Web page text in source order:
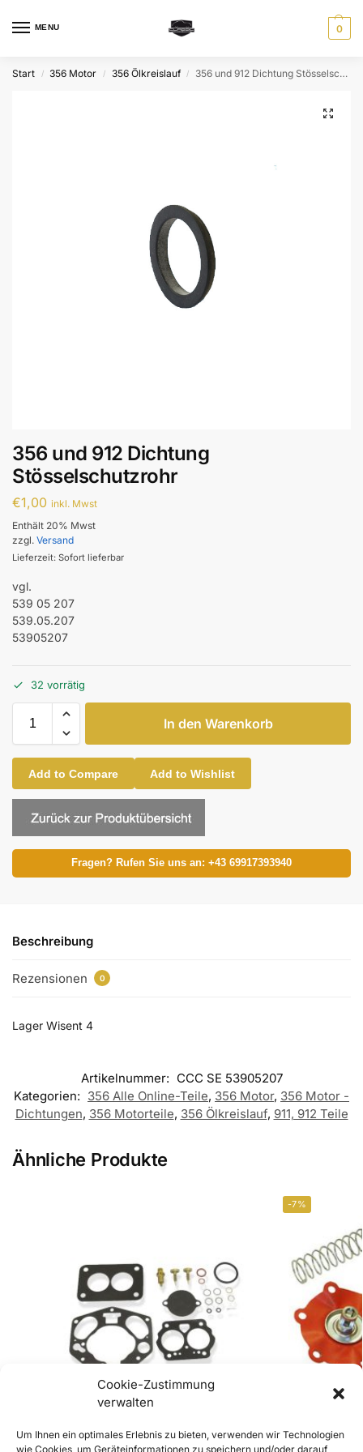
Cookie-Zustimmung
verwalten
Um Ihnen ein optimales Erlebnis zu bieten, verwenden wir Technologien
wie Cookies, um Geräteinformationen zu speichern und/oder darauf
MENU 0
Start / 356 Motor / 356 Ölkreislauf / 356 und 912 Dichtung Stösselschutzrohr
356 und 912 Dichtung
Stösselschutzrohr
€1,00 inkl. Mwst
Enthält 20% Mwst
zzgl. Versand
Lieferzeit: Sofort lieferbar
vgl.
539 05 207
539.05.207
53905207
32 vorrätig
In den Warenkorb
Add to Compare Add to Wishlist
Fragen? Rufen Sie uns an: +43 69917393940
Beschreibung
Rezensionen 0
Lager Wisent 4
Artikelnummer: CCC SE 53905207
Kategorien: 356 Alle Online-Teile, 356 Motor, 356 Motor -
Dichtungen, 356 Motorteile, 356 Ölkreislauf, 911, 912 Teile
Ähnliche Produkte
-7%